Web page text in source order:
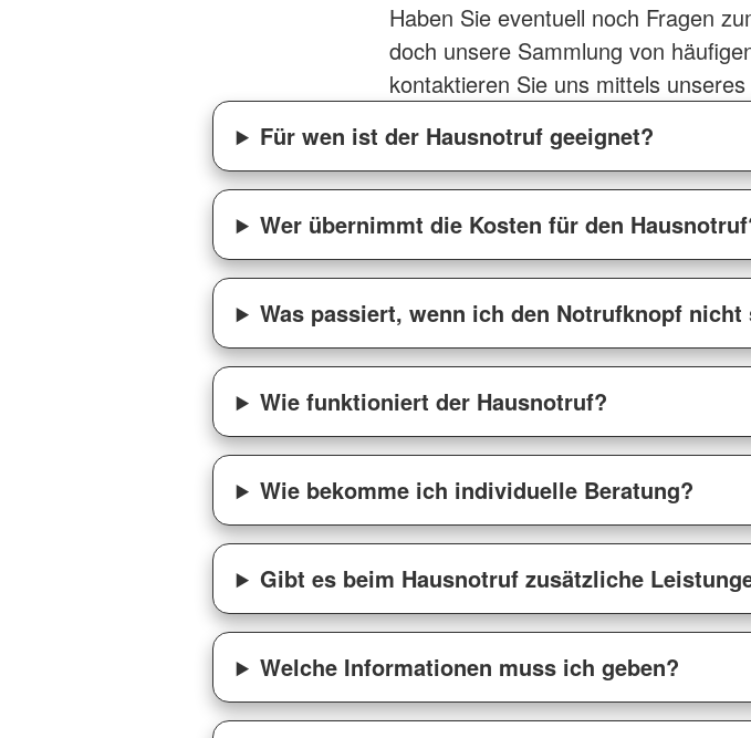
Haben Sie eventuell noch Fragen
doch unsere Sammlung von
kontaktieren Sie uns mittels unseres
Für wen ist der Hausnotruf geeignet?
Wer übernimmt die Kosten für den
Was passiert, wenn ich den Notrufknopf
Wie funktioniert der Hausnotruf?
Wie bekomme ich individuelle Beratung?
Gibt es beim Hausnotruf zusätzliche
Welche Informationen muss ich geben?